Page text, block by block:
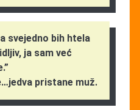
svejedno bih htela
ja sam već
pristane muž.